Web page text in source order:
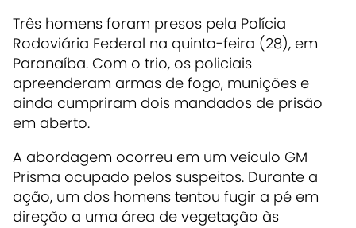
Três homens foram presos pela Polícia
Rodoviária Federal na quinta-feira (28), em
Paranaíba. Com o trio, os policiais
apreenderam armas de fogo, munições e
ainda cumpriram dois mandados de prisão
em aberto.
A abordagem ocorreu em um veículo GM
Prisma ocupado pelos suspeitos. Durante a
ação, um dos homens tentou fugir a pé em
direção a uma área de vegetação às